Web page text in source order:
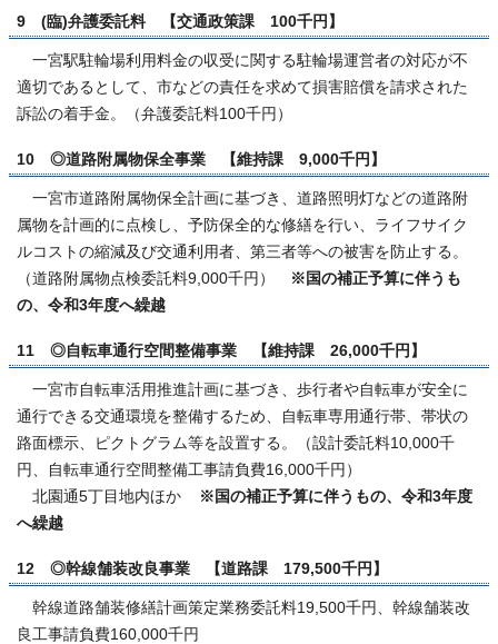
9 (臨)弁護委託料 【交通政策課 100千円】
一宮駅駐輪場利用料金の収受に関する駐輪場運営者の対応が不
適切であるとして、市などの責任を求めて損害賠償を請求された
訴訟の着手金。（弁護委託料100千円）
10 ◎道路附属物保全事業 【維持課 9,000千円】
一宮市道路附属物保全計画に基づき、道路照明灯などの道路附
属物を計画的に点検し、予防保全的な修繕を行い、ライフサイク
ルコストの縮減及び交通利用者、第三者等への被害を防止する。
（道路附属物点検委託料9,000千円）
※国の補正予算に伴うも
の、令和3年度へ繰越
11 ◎自転車通行空間整備事業 【維持課 26,000千円】
一宮市自転車活用推進計画に基づき、歩行者や自転車が安全に
通行できる交通環境を整備するため、自転車専用通行帯、帯状の
路面標示、ピクトグラム等を設置する。（設計委託料10,000千
円、自転車通行空間整備工事請負費16,000千円）
北園通5丁目地内ほか
※国の補正予算に伴うもの、令和3年度
へ繰越
12 ◎幹線舗装改良事業 【道路課 179,500千円】
幹線道路舗装修繕計画策定業務委託料19,500千円、幹線舗装改
良工事請負費160,000千円